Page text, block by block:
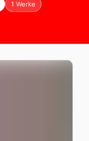
1 Werke